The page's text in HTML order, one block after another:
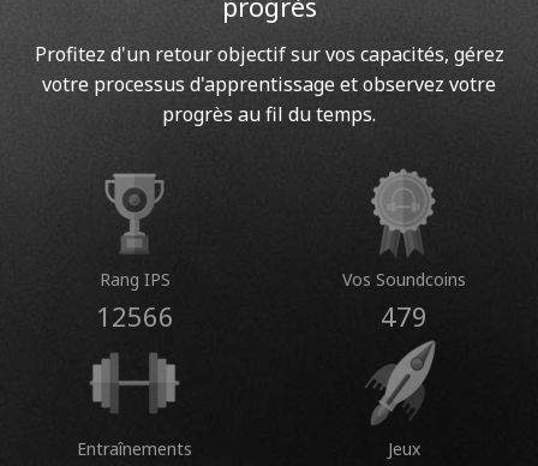
Profitez d'un retour objectif sur vos capacités, gérez
votre processus d'apprentissage et observez votre
progrès au fil du temps.
Rang IPS
12566
Vos Soundcoins
479
Entraînements Jeux